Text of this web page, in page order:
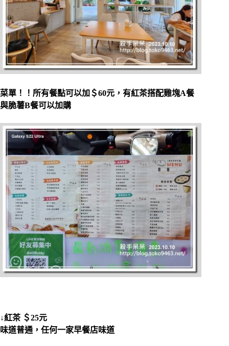
菜單！！所有餐點可以加＄60元，有紅茶搭配雞塊A餐
與脆薯B餐可以加購
↓紅茶 ＄25元
味道普通，任何一家早餐店味道